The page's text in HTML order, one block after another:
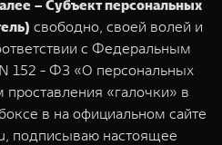
TANK 400
За пределы возможного
от 5 599 000 ₽
– Субъект персональных
свободно, своей волей и
с Федеральным
152 - ФЗ «О персональных
«галочки» в
в на официальном сайте
подписываю настоящее